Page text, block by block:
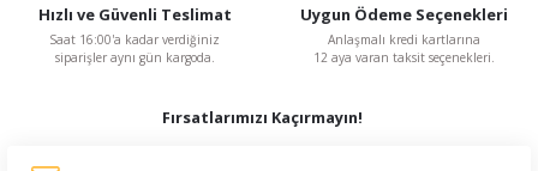
Hızlı ve Güvenli Teslimat
Saat 16:00'a kadar verdiğiniz
siparişler aynı gün kargoda.
Uygun Ödeme Seçenekleri
Anlaşmalı kredi kartlarına
12 aya varan taksit seçenekleri.
Fırsatlarımızı Kaçırmayın!